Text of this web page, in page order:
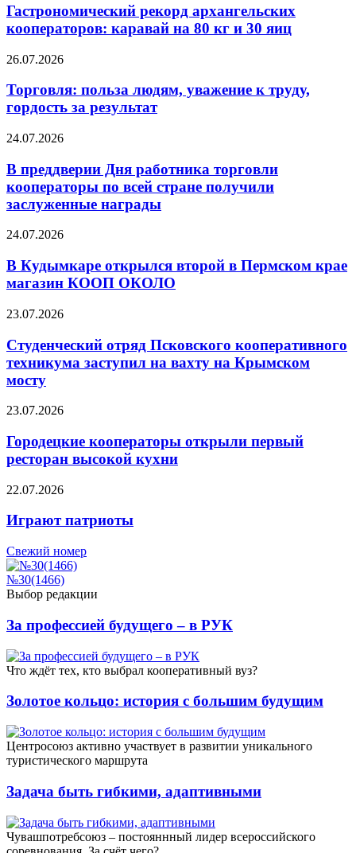
Гастрономический рекорд архангельских
кооператоров: каравай на 80 кг и 30 яиц
26.07.2026
Торговля: польза людям, уважение к труду,
гордость за результат
24.07.2026
В преддверии Дня работника торговли
кооператоры по всей стране получили
заслуженные награды
24.07.2026
В Кудымкаре открылся второй в Пермском крае
магазин КООП ОКОЛО
23.07.2026
Студенческий отряд Псковского кооперативного
техникума заступил на вахту на Крымском
мосту
23.07.2026
Городецкие кооператоры открыли первый
ресторан высокой кухни
22.07.2026
Играют патриоты
Свежий номер
№30(1466)
Выбор редакции
За профессией будущего – в РУК
Что ждёт тех, кто выбрал кооперативный вуз?
Золотое кольцо: история с большим будущим
Центросоюз активно участвует в развитии уникального
туристического маршрута
Задача быть гибкими, адаптивными
Чувашпотребсоюз – постояннный лидер всероссийского